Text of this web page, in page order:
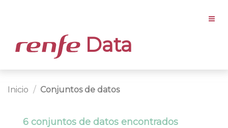
Data
Inicio Conjuntos de datos
6 conjuntos de datos encontrados